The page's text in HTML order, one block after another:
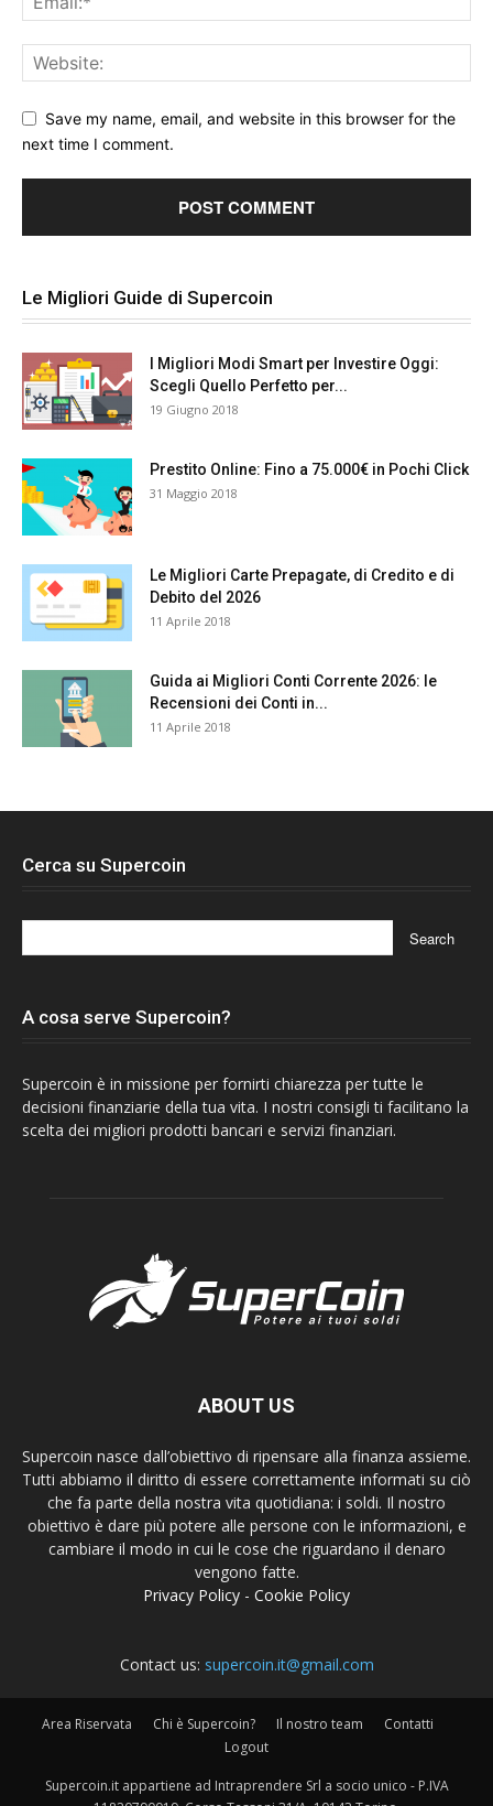
Save my name, email, and website in this browser for the
next time I comment.
Le Migliori Guide di Supercoin
I Migliori Modi Smart per Investire Oggi:
Scegli Quello Perfetto per...
19 Giugno 2018
Prestito Online: Fino a 75.000€ in Pochi Click
31 Maggio 2018
Le Migliori Carte Prepagate, di Credito e di
Debito del 2026
11 Aprile 2018
Guida ai Migliori Conti Corrente 2026: le
Recensioni dei Conti in...
11 Aprile 2018
Cerca su Supercoin
A cosa serve Supercoin?
Supercoin è in missione per fornirti chiarezza per tutte le
decisioni finanziarie della tua vita. I nostri consigli ti facilitano la
scelta dei migliori prodotti bancari e servizi finanziari.
ABOUT US
Supercoin nasce dall’obiettivo di ripensare alla finanza assieme.
Tutti abbiamo il diritto di essere correttamente informati su ciò
che fa parte della nostra vita quotidiana: i soldi. Il nostro
obiettivo è dare più potere alle persone con le informazioni, e
cambiare il modo in cui le cose che riguardano il denaro
vengono fatte.
Privacy Policy - Cookie Policy
Contact us: supercoin.it@gmail.com
Area Riservata Chi è Supercoin? Il nostro team
Contatti
Logout
Supercoin.it appartiene ad Intraprendere Srl a socio unico - P.IVA